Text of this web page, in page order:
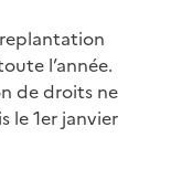
l’année.
de droits ne
le 1er janvier